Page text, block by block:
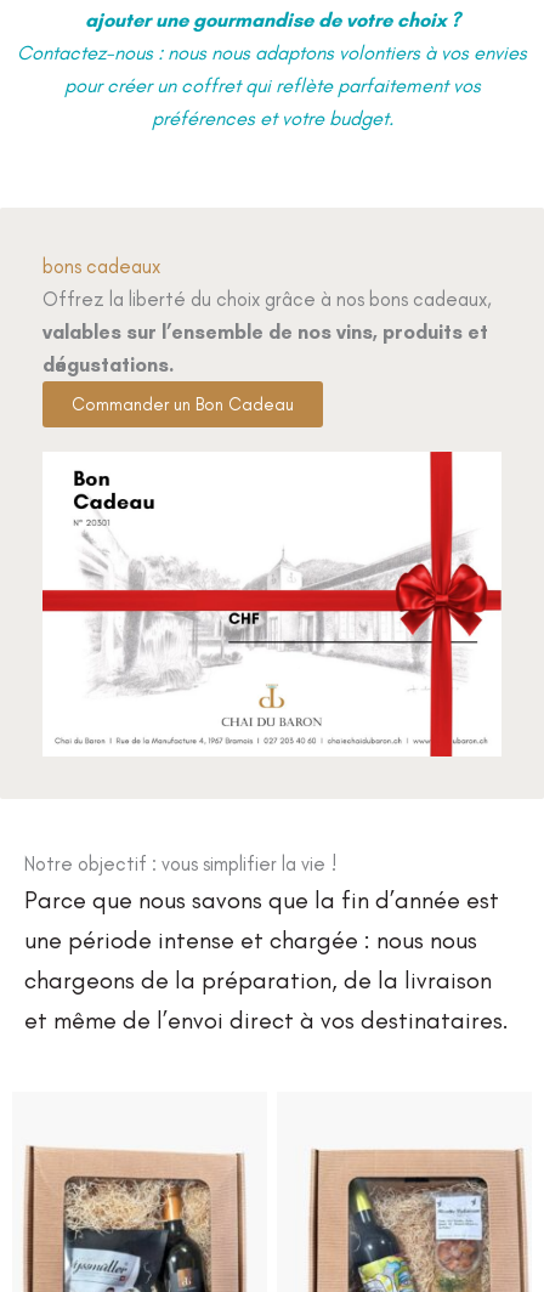
ajouter une gourmandise de votre choix ?
Contactez-nous : nous nous adaptons volontiers à vos envies
pour créer un coffret qui reflète parfaitement vos
préférences et votre budget.
bons cadeaux
Offrez la liberté du choix grâce à nos bons cadeaux,
valables sur l’ensemble de nos vins, produits et
dégustations.
Commander un Bon Cadeau
Notre objectif : vous simplifier la vie !
Parce que nous savons que la fin d’année est
une période intense et chargée : nous nous
chargeons de la préparation, de la livraison
et même de l’envoi direct à vos destinataires.